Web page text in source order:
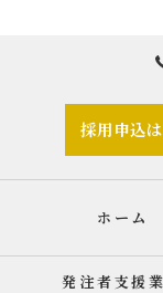
採用申込
ホーム
発注者支援